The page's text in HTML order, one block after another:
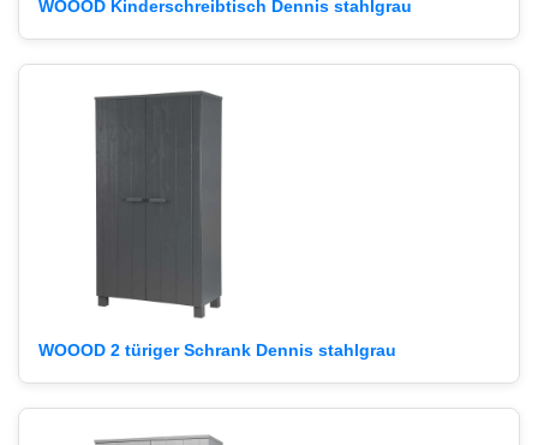
WOOOD Kinderschreibtisch Dennis stahlgrau
WOOOD 2 türiger Schrank Dennis stahlgrau